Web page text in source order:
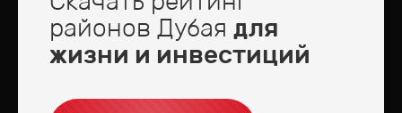
районов Дубая для
жизни и инвестиций